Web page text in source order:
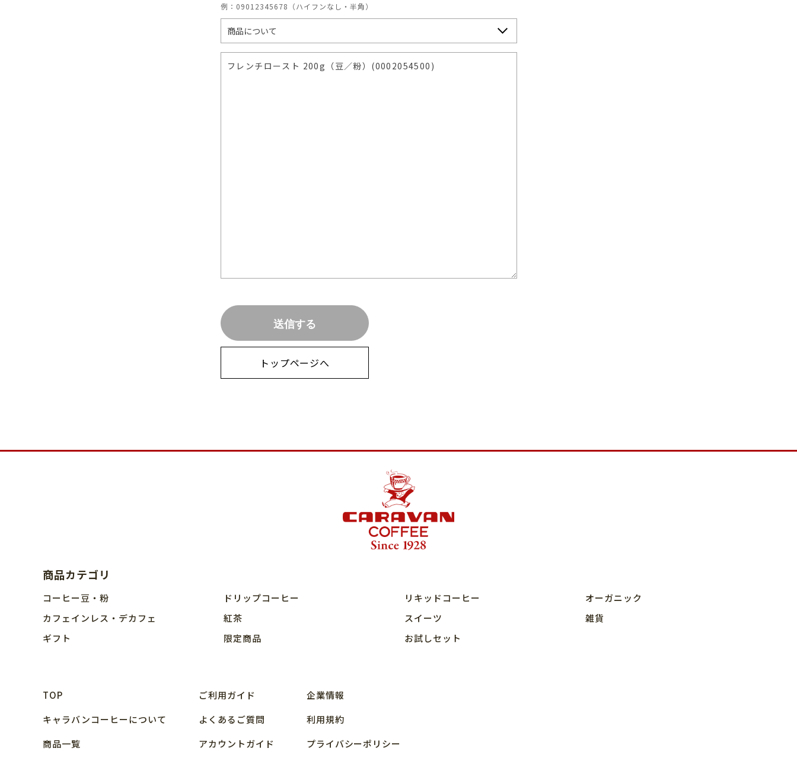
例：09012345678（ハイフンなし・半角）
トップページへ
商品カテゴリ
コーヒー豆・粉 ドリップコーヒー リキッドコーヒー
オーガニック
カフェインレス・デカフェ
紅茶 スイーツ
雑貨
ギフト
限定商品 お試しセット
TOP
キャラバンコーヒーについて
商品⼀覧
ご利用ガイド
よくあるご質問
アカウントガイド
企業情報
利用規約
プライバシーポリシー